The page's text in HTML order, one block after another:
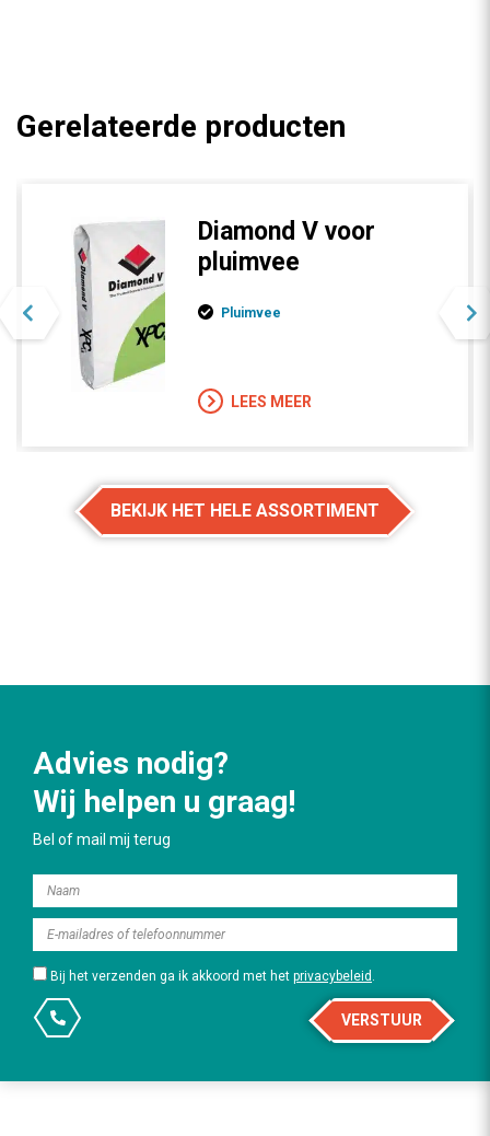
Gerelateerde producten
Diamond V voor
pluimvee
Pluimvee
LEES MEER
BEKIJK HET HELE ASSORTIMENT
Advies nodig?
Wij helpen u graag!
Bel of mail mij terug
Bij het verzenden ga ik akkoord met het privacybeleid .
VERSTUUR